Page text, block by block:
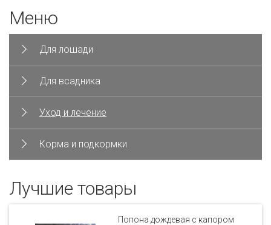
Меню
Для лошади
Для всадника
Уход и лечение
Корма и подкормки
Лучшие товары
Попона дождевая с капором